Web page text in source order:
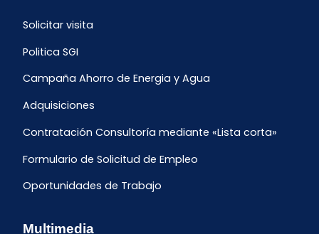
Solicitar visita
Politica SGI
Campaña Ahorro de Energia y Agua
Adquisiciones
Contratación Consultoría mediante «Lista corta»
Formulario de Solicitud de Empleo
Oportunidades de Trabajo
Multimedia